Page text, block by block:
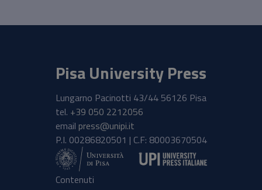
Pisa University Press
Lungarno Pacinotti 43/44 56126 Pisa
tel. +39 050 2212056
email press@unipi.it
P.I. 00286820501 | C.F: 80003670504
Contenuti